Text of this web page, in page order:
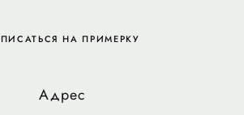
НА ПРИМЕРКУ
Адрес